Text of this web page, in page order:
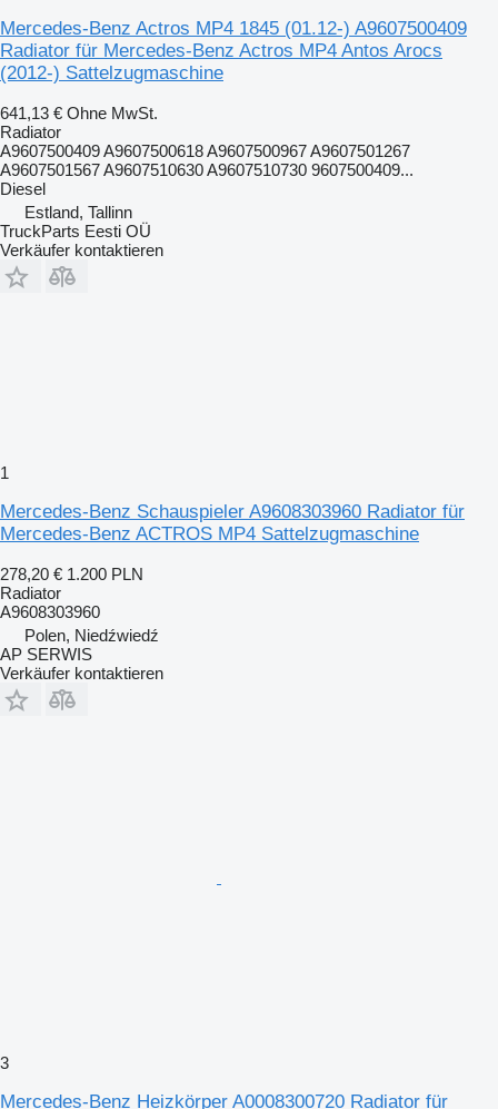
Mercedes-Benz Actros MP4 1845 (01.12-) A9607500409
Radiator für Mercedes-Benz Actros MP4 Antos Arocs
(2012-) Sattelzugmaschine
641,13 € Ohne MwSt.
Radiator
A9607500409 A9607500618 A9607500967 A9607501267
A9607501567 A9607510630 A9607510730 9607500409...
Diesel
Estland, Tallinn
TruckParts Eesti OÜ
Verkäufer kontaktieren
1
Mercedes-Benz Schauspieler A9608303960 Radiator für
Mercedes-Benz ACTROS MP4 Sattelzugmaschine
278,20 € 1.200 PLN
Radiator
A9608303960
Polen, Niedźwiedź
AP SERWIS
Verkäufer kontaktieren
3
Mercedes-Benz Heizkörper A0008300720 Radiator für